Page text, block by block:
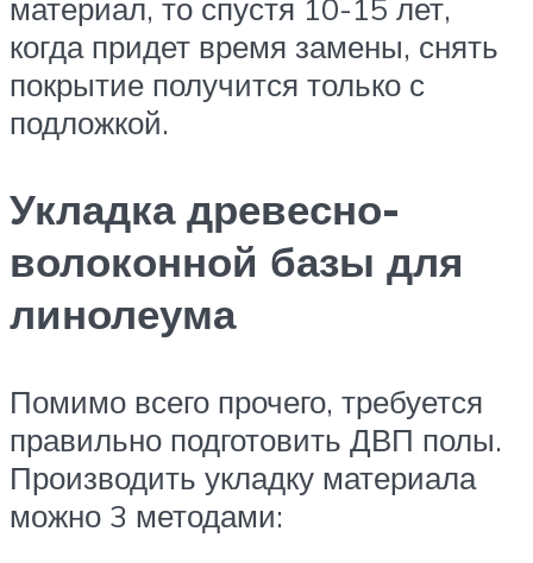
материал, то спустя 10-15 лет,
когда придет время замены, снять
покрытие получится только с
подложкой.
Укладка древесно-
волоконной базы для
линолеума
Помимо всего прочего, требуется
правильно подготовить ДВП полы.
Производить укладку материала
можно 3 методами: